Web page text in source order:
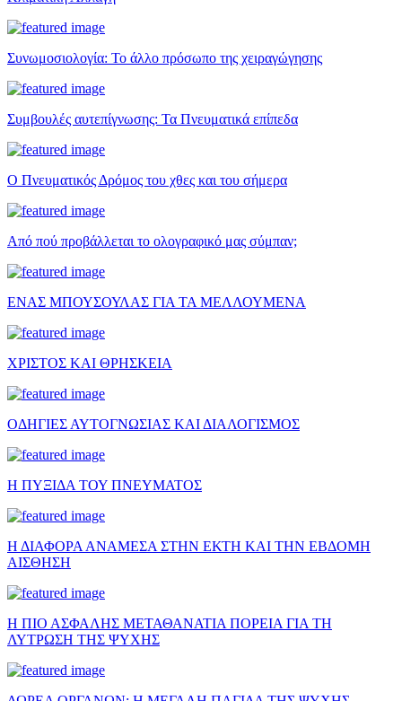
Συνωμοσιολογία: Το άλλο πρόσωπο της χειραγώγησης
Συμβουλές αυτεπίγνωσης: Τα Πνευματικά επίπεδα
Ο Πνευματικός Δρόμος του χθες και του σήμερα
Από πού προβάλλεται το ολογραφικό μας σύμπαν;
ΕΝΑΣ ΜΠΟΥΣΟΥΛΑΣ ΓΙΑ ΤΑ ΜΕΛΛΟΥΜΕΝΑ
ΧΡΙΣΤΟΣ ΚΑΙ ΘΡΗΣΚΕΙΑ
ΟΔΗΓΙΕΣ ΑΥΤΟΓΝΩΣΙΑΣ ΚΑΙ ΔΙΑΛΟΓΙΣΜΟΣ
Η ΠΥΞΙΔΑ ΤΟΥ ΠΝΕΥΜΑΤΟΣ
Η ΔΙΑΦΟΡΑ ΑΝΑΜΕΣΑ ΣΤΗΝ ΕΚΤΗ ΚΑΙ ΤΗΝ ΕΒΔΟΜΗ
ΑΙΣΘΗΣΗ
Η ΠΙΟ ΑΣΦΑΛΗΣ ΜΕΤΑΘΑΝΑΤΙΑ ΠΟΡΕΙΑ ΓΙΑ ΤΗ
ΛΥΤΡΩΣΗ ΤΗΣ ΨΥΧΗΣ